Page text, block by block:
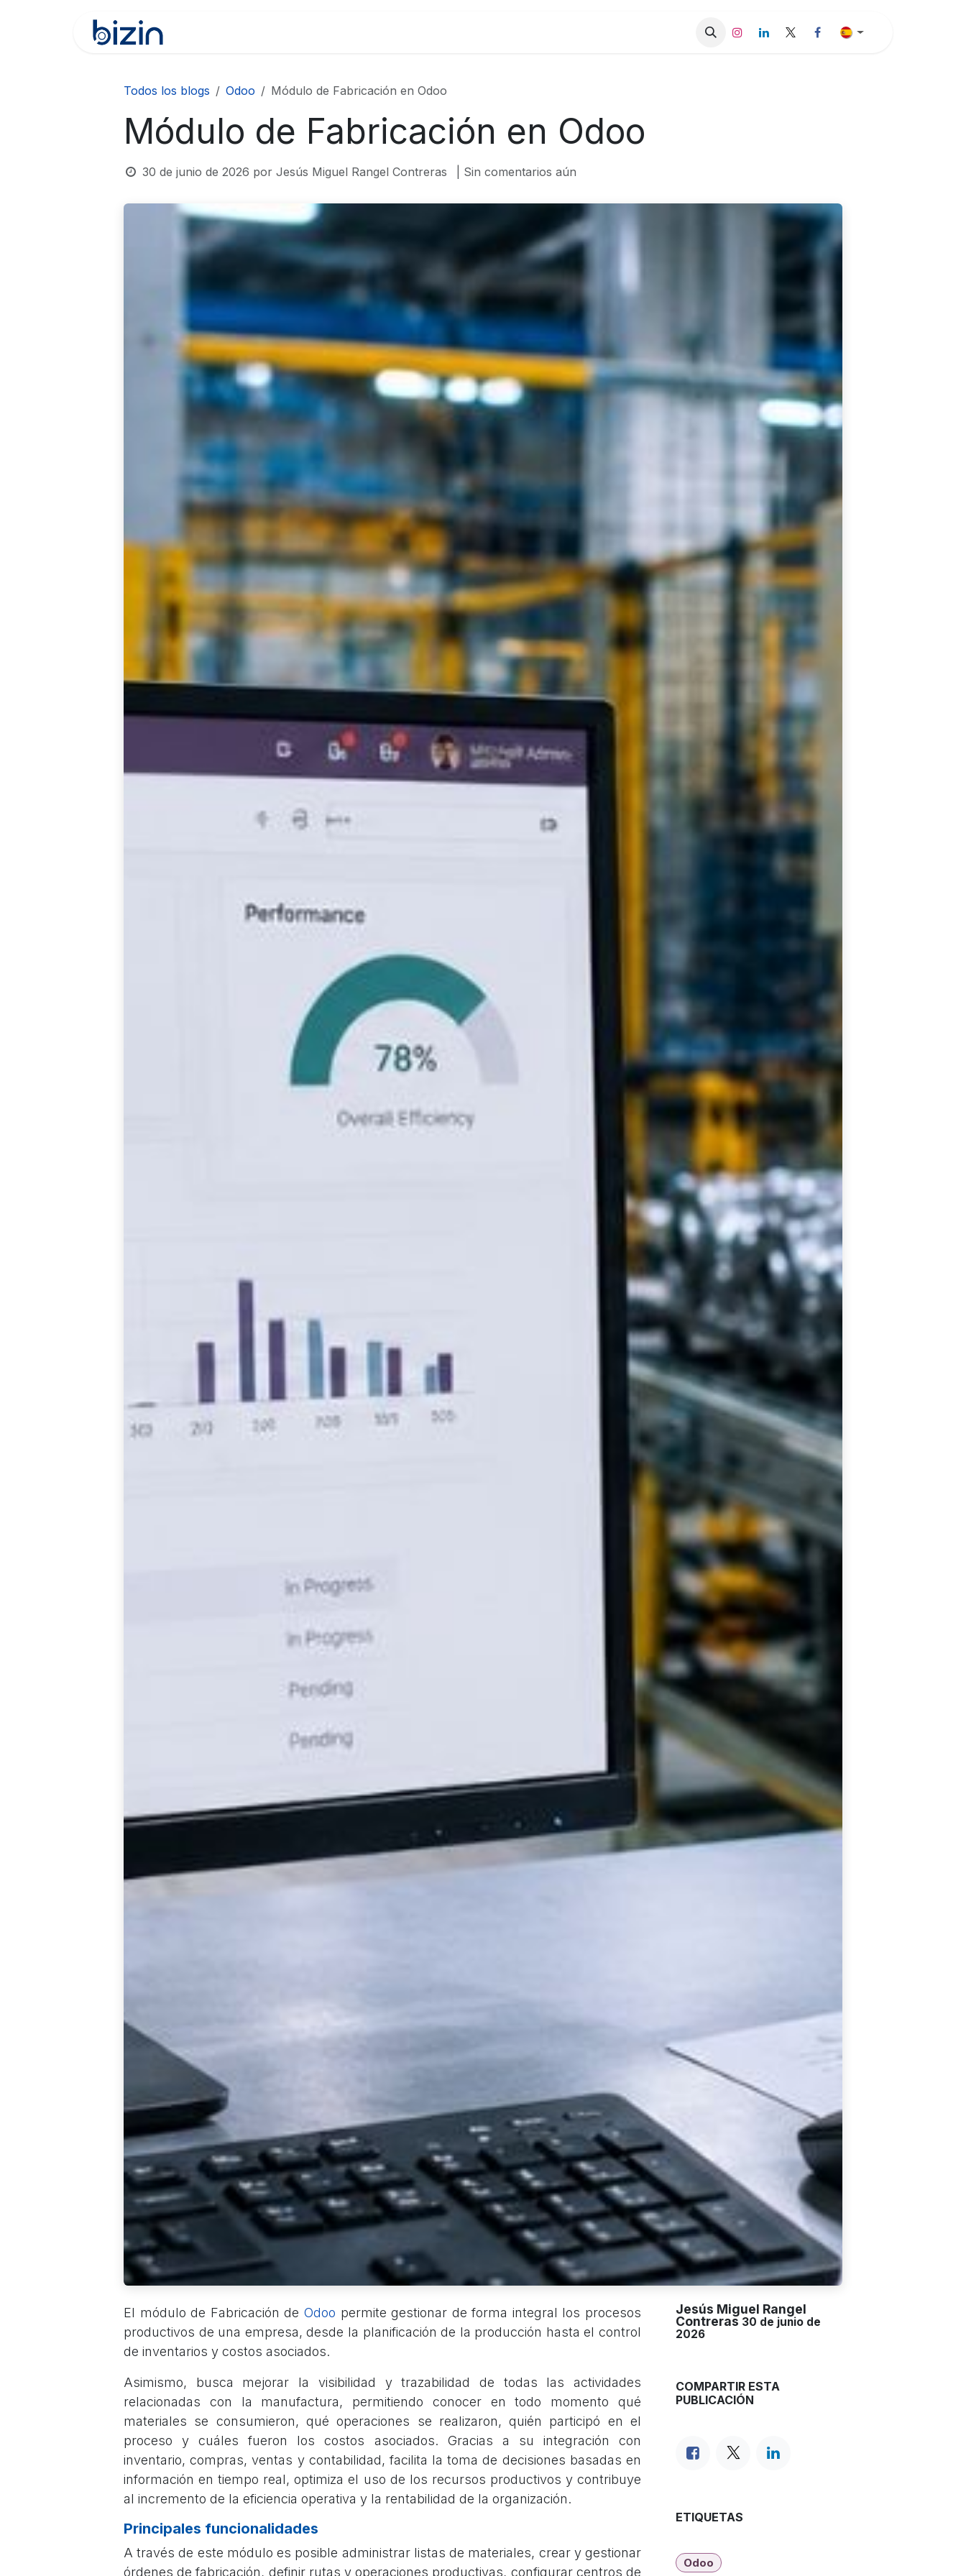
Casos de Éxito Blog Contáctenos Trabajos
Todos los blogs Odoo Módulo de Fabricación en Odoo
Módulo de Fabricación en Odoo
30 de junio de 2026 por Jesús Miguel Rangel Contreras | Sin comentarios aún
El módulo de Fabricación de Odoo permite gestionar de forma integral los procesos
productivos de una empresa, desde la planificación de la producción hasta el control
de inventarios y costos asociados.
Asimismo, busca mejorar la visibilidad y trazabilidad de todas las actividades
relacionadas con la manufactura, permitiendo conocer en todo momento qué
materiales se consumieron, qué operaciones se realizaron, quién participó en el
proceso y cuáles fueron los costos asociados. Gracias a su integración con
inventario, compras, ventas y contabilidad, facilita la toma de decisiones basadas en
información en tiempo real, optimiza el uso de los recursos productivos y contribuye
al incremento de la eficiencia operativa y la rentabilidad de la organización.
Principales funcionalidades
A través de este módulo es posible administrar listas de materiales, crear y gestionar
órdenes de fabricación, definir rutas y operaciones productivas, configurar centros de
Jesús Miguel Rangel
Contreras 30 de junio de
2026
COMPARTIR ESTA
PUBLICACIÓN
ETIQUETAS
Odoo